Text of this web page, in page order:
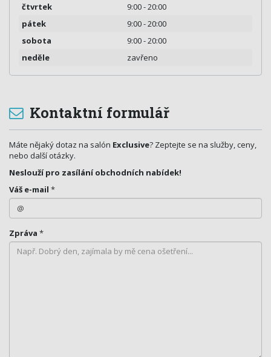
čtvrtek
9:00 - 20:00
pátek
9:00 - 20:00
sobota
9:00 - 20:00
neděle
zavřeno
Kontaktní formulář
Máte nějaký dotaz na salón Exclusive? Zeptejte se na služby, ceny,
nebo další otázky.
Neslouží pro zasílání obchodních nabídek!
Váš e-mail *
Zpráva *